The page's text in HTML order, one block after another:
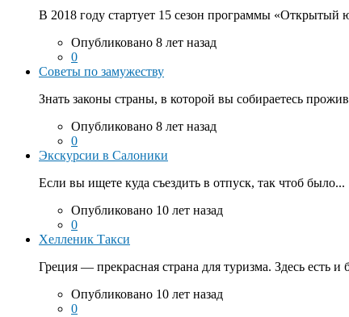
В 2018 году стартует 15 сезон программы «Открытый
Опубликовано 8 лет назад
0
Советы по замужеству
Знать законы страны, в которой вы собираетесь
Опубликовано 8 лет назад
0
Экскурсии в Салоники
Если вы ищете куда съездить в отпуск, так чтоб было...
Опубликовано 10 лет назад
0
Хелленик Такси
Греция — прекрасная страна для туризма. Здесь есть и
Опубликовано 10 лет назад
0